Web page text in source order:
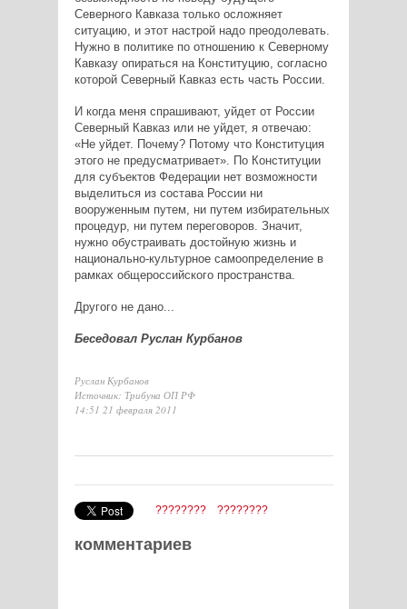
Северного Кавказа только осложняет
ситуацию, и этот настрой надо преодолевать.
Нужно в политике по отношению к Северному
Кавказу опираться на Конституцию, согласно
которой Северный Кавказ есть часть России.
И когда меня спрашивают, уйдет от России
Северный Кавказ или не уйдет, я отвечаю:
«Не уйдет. Почему? Потому что Конституция
этого не предусматривает». По Конституции
для субъектов Федерации нет возможности
выделиться из состава России ни
вооруженным путем, ни путем избирательных
процедур, ни путем переговоров. Значит,
нужно обустраивать достойную жизнь и
национально-культурное самоопределение в
рамках общероссийского пространства.
Другого не дано...
Беседовал Руслан Курбанов
Руслан Курбанов
Источник: Трибуна ОП РФ
14:51 21 февраля 2011
???????? ????????
комментариев